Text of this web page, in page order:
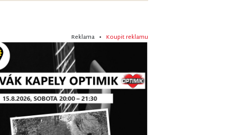
Reklama • Koupit reklamu